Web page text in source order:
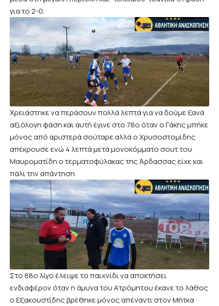
για το 2-0.
Χρειάστηκε να περάσουν πολλά λεπτά για να δούμε ξανά
αξιόλογη φάση και αυτή έγινε στο 78ο όταν ο Γάκης μπήκε
μόνος από αριστερά σούταρε αλλά ο Χρυσοστομίδης
απέκρουσε ενώ 4 λεπτά μετά μονοκόμματο σουτ του
Μαυροματίδη ο τερματοφύλακας της Άρδασσας είχε και
πάλι την απάντηση.
Στο 88ο λίγο έλειψε το παιχνίδι να αποκτήσει
ενδιαφέρον όταν η άμυνα του Ατρόμητου έκανε το λάθος
ο Εξακουστίδης βρέθηκε μόνος απέναντι στον Μήτκα